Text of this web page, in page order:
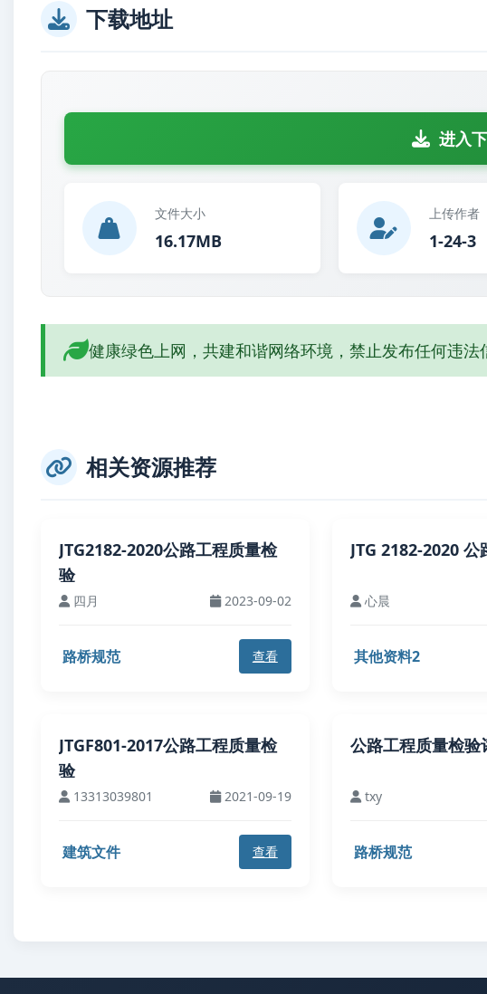
下载地址
进入
文件大小
16.17MB
上传作者
1-24-3
健康绿色上网，共建和谐网络环境，禁止发布任何违法
相关资源推荐
JTG2182-2020公路工程质量检
验
四月 2023-09-02
路桥规范 查看
JTG 2182-2020
心晨
其他资料2
JTGF801-2017公路工程质量检
验
13313039801 2021-09-19
建筑文件 查看
公路工程质量检验
txy
路桥规范